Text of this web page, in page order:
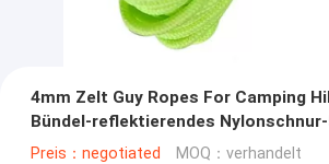
4mm Zelt Guy Ropes For Camping
Bündel-reflektierendes
Preis：negotiated MOQ：verhandelt